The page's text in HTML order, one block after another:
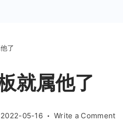
了
就属他了
2022-05-16 Write a Commenton